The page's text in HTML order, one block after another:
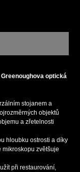
optická
stojanem a
objektů
a zřetelnosti
hloubku ostrosti a díky
mikroskopu zvětšuje
při restaurování,